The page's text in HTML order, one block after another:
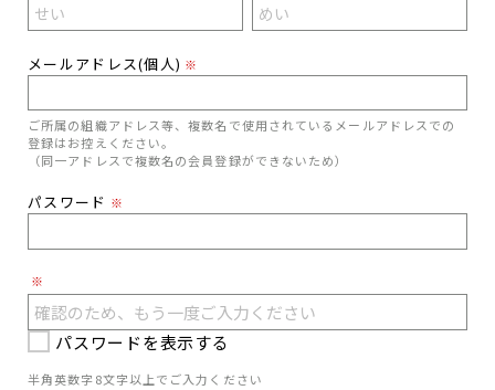
メールアドレス(個人) ※
ご所属の組織アドレス等、複数名で使用されているメールアドレスでの
登録はお控えください。
（同一アドレスで複数名の会員登録ができないため）
パスワード ※
※
パスワードを表示する
半角英数字8文字以上でご入力ください